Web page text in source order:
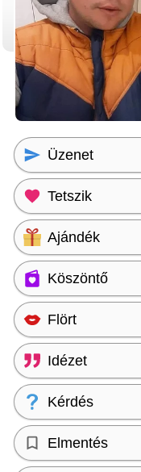
Üzenet
Tetszik
Ajándék
Köszöntő
Flört
Idézet
Kérdés
Elmentés